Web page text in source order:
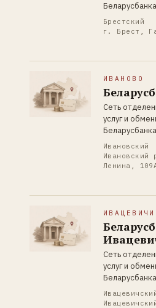
Брестский
г. Брест,
ИВАНОВО
Сеть
услуг и
Ивановский
Ленина,
ИВАЦЕВИЧИ
Сеть
услуг и